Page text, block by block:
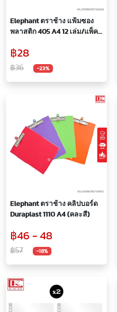
Elephant ตราช้าง แฟ้มซอง
พลาสติก 405 A4 12 เล่ม/แพ็ค
ช่วยจัดเก็บเอกสาร กันน้ำ กัน
รอย
฿28
฿36 -23%
Elephant ตราช้าง คลิปบอร์ด
Duraplast 1110 A4 (คละสี)
฿46 - 48
฿57 -18%